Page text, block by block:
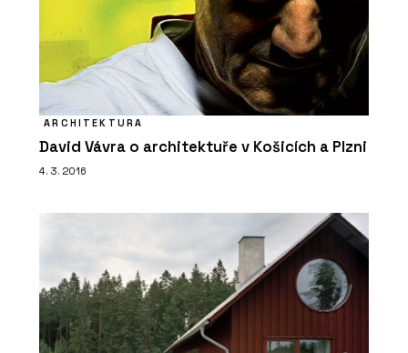
ARCHITEKTURA
David Vávra o architektuře v Košicích a Plzni
4. 3. 2016